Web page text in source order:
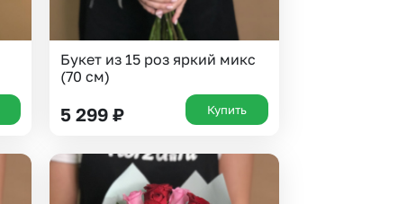
Букет из 15 роз яркий микс
(70 см)
5 299 ₽ Купить